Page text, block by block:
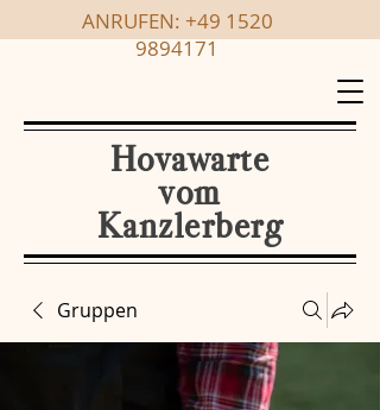
Hovawarte
vom
Kanzlerberg
ANRUFEN: +49 1520
9894171
Gruppen